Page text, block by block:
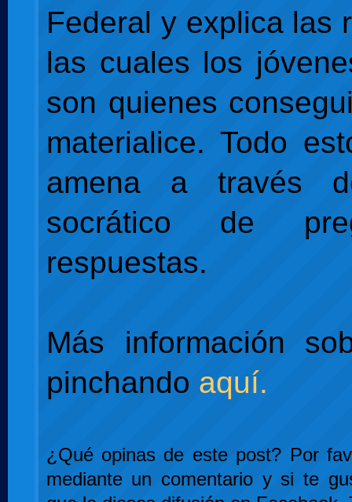
Federal y explica las
las cuales los
son quienes
materialice. Todo
amena a través
socrático de
respuestas.
Más información
pinchando aquí.
¿Qué opinas de este post? Por
mediante un comentario y si te